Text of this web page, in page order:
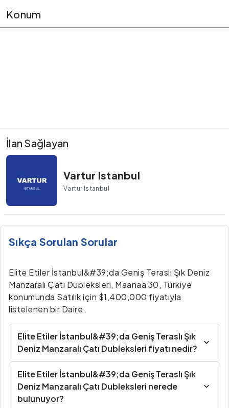
Konum
İlan Sağlayan
Vartur Istanbul
Vartur Istanbul
Sıkça Sorulan Sorular
Elite Etiler İstanbul&#39;da Geniş Teraslı Şık Deniz
Manzaralı Çatı Dubleksleri, Maanaa 30, Türkiye
konumunda Satılık için $1,400,000 fiyatıyla
listelenen bir Daire.
Elite Etiler İstanbul&#39;da Geniş Teraslı Şık
Deniz Manzaralı Çatı Dubleksleri fiyatı nedir?
Elite Etiler İstanbul&#39;da Geniş Teraslı Şık
Deniz Manzaralı Çatı Dubleksleri nerede
bulunuyor?